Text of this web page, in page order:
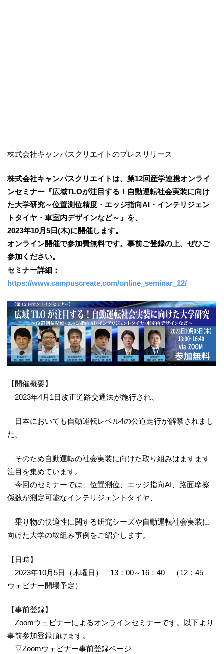
株式会社キャンパスクリエイトのプレスリリース
株式会社キャンパスクリエイトは、第12回産学連携オンライ
ンセミナー『広域TLOが注目する！自動運転社会実装に向け
た大学研究～位置測位精度・エッジ指向AI・インテリジェン
トタイヤ・車室内デザインなど～』を、
2023年10月5日(木)に開催します。
オンライン開催で参加費無料です。事前ご登録の上、ぜひご
参加ください。
セミナー詳細：
https://www.campuscreate.com/online_seminar_12/
【開催概要】
2023年4月1日改正道路交通法が施行され、
日本においても自動運転レベル4の公道走行が解禁されまし
た。
そのため自動運転の社会実装に向けた取り組みはますます
注目を集めています。
今回のセミナーでは、位置測位、エッジ指向AI、路面摩擦
係数が測定可能なインテリジェントタイヤ、
乗り物の快適性に関する研究シーズや自動運転社会実装に
向けた大学の取組み事例をご紹介します。
【日時】
2023年10月5日（木曜日） 13：00～16：40 （12：45
ウェビナー開場予定）
【事前登録】
Zoomウェビナーによるオンラインセミナーです。以下より
事前参加登録頂けます。
▽Zoomウェビナー事前登録ページ